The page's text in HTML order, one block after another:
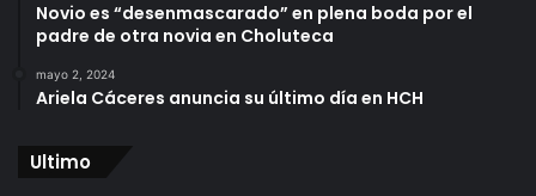
Novio es “desenmascarado” en plena boda por el
padre de otra novia en Choluteca
mayo 2, 2024
Ariela Cáceres anuncia su último día en HCH
Ultimo